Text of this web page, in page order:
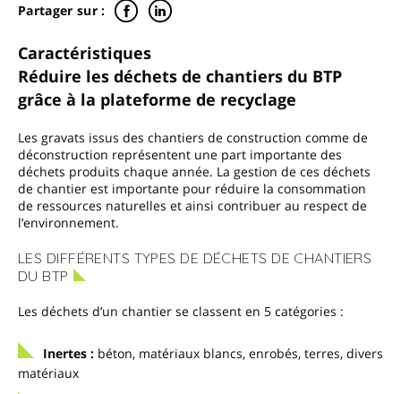
Partager sur :
Caractéristiques
Réduire les déchets de chantiers du BTP
grâce à la plateforme de recyclage
Les gravats issus des chantiers de construction comme de
déconstruction représentent une part importante des
déchets produits chaque année. La gestion de ces déchets
de chantier est importante pour réduire la consommation
de ressources naturelles et ainsi contribuer au respect de
l’environnement.
LES DIFFÉRENTS TYPES DE DÉCHETS DE CHANTIERS
DU BTP
Les déchets d’un chantier se classent en 5 catégories :
Inertes : béton, matériaux blancs, enrobés, terres, divers
matériaux